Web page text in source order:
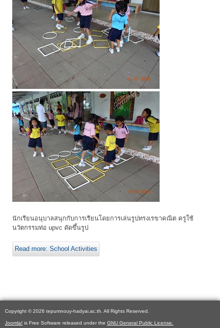
นักเรียนอนุบาลสนุกกับการเรียนโดยการเล่นรูปทรงเรขาคณิต ครูใช้
นวัตกรรมท่อ upvc ดัดขึ้นรูป
Read more: School Activities
Copyright © 2026 tepumnouy-hadyai.ac.th. All Rights Reserved.
Joomla! is Free Software released under the GNU General Public License.